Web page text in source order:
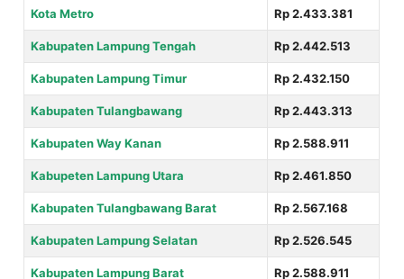
Kota Metro Rp 2.433.381
Kabupaten Lampung Tengah Rp 2.442.513
Kabupaten Lampung Timur Rp 2.432.150
Kabupaten Tulangbawang Rp 2.443.313
Kabupaten Way Kanan Rp 2.588.911
Kabupeten Lampung Utara Rp 2.461.850
Kabupaten Tulangbawang Barat Rp 2.567.168
Kabupaten Lampung Selatan Rp 2.526.545
Kabupaten Lampung Barat Rp 2.588.911